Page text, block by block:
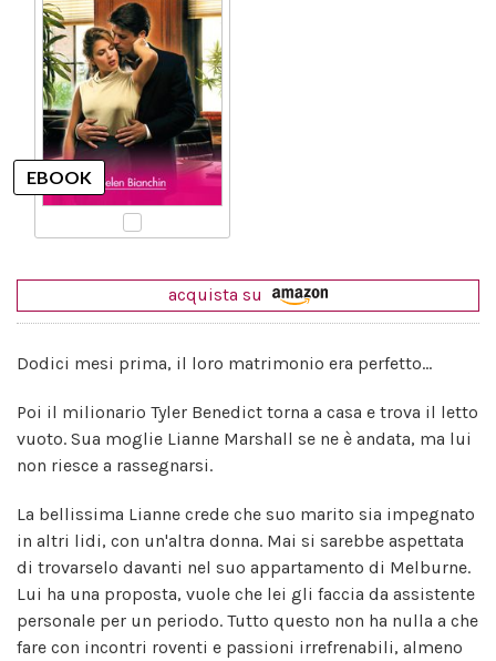
acquista su
Dodici mesi prima, il loro matrimonio era perfetto...
Poi il milionario Tyler Benedict torna a casa e trova il letto
vuoto. Sua moglie Lianne Marshall se ne è andata, ma lui
non riesce a rassegnarsi.
La bellissima Lianne crede che suo marito sia impegnato
in altri lidi, con un'altra donna. Mai si sarebbe aspettata
di trovarselo davanti nel suo appartamento di Melburne.
Lui ha una proposta, vuole che lei gli faccia da assistente
personale per un periodo. Tutto questo non ha nulla a che
fare con incontri roventi e passioni irrefrenabili, almeno